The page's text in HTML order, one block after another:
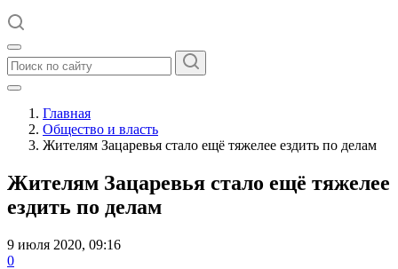
Главная
Общество и власть
Жителям Зацаревья стало ещё тяжелее ездить по делам
Жителям Зацаревья стало ещё тяжелее
ездить по делам
9 июля 2020, 09:16
0